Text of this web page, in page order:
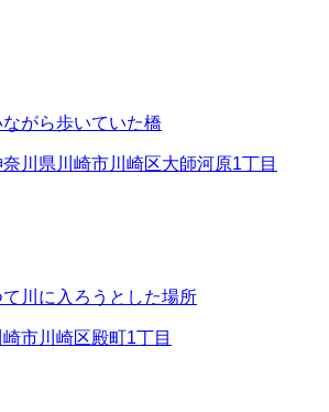
がら歩いていた橋
川県川崎市川崎区大師河原1丁目
川に入ろうとした場所
市川崎区殿町1丁目